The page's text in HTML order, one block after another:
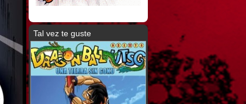
Tal vez te guste